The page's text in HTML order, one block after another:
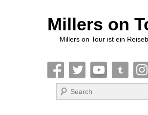
Millers on
Millers on Tour ist ein
Suche